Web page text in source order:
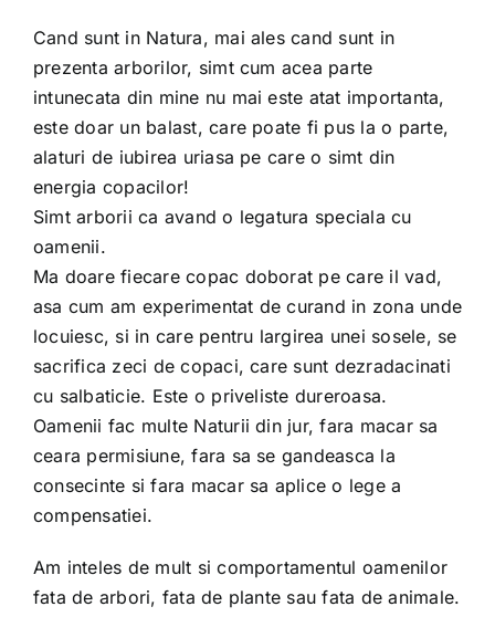
Cand sunt in Natura, mai ales cand sunt in
prezenta arborilor, simt cum acea parte
intunecata din mine nu mai este atat importanta,
este doar un balast, care poate fi pus la o parte,
alaturi de iubirea uriasa pe care o simt din
energia copacilor!
Simt arborii ca avand o legatura speciala cu
oamenii.
Ma doare fiecare copac doborat pe care il vad,
asa cum am experimentat de curand in zona unde
locuiesc, si in care pentru largirea unei sosele, se
sacrifica zeci de copaci, care sunt dezradacinati
cu salbaticie. Este o priveliste dureroasa.
Oamenii fac multe Naturii din jur, fara macar sa
ceara permisiune, fara sa se gandeasca la
consecinte si fara macar sa aplice o lege a
compensatiei.
Am inteles de mult si comportamentul oamenilor
fata de arbori, fata de plante sau fata de animale.